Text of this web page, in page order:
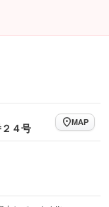
４号
MAP